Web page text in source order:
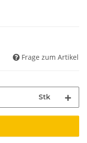
Frage zum Artikel
Stk